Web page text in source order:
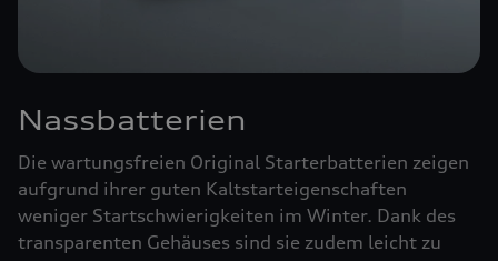
Nassbatterien
Die wartungsfreien Original Starterbatterien zeigen
aufgrund ihrer guten Kaltstarteigenschaften
weniger Startschwierigkeiten im Winter. Dank des
transparenten Gehäuses sind sie zudem leicht zu